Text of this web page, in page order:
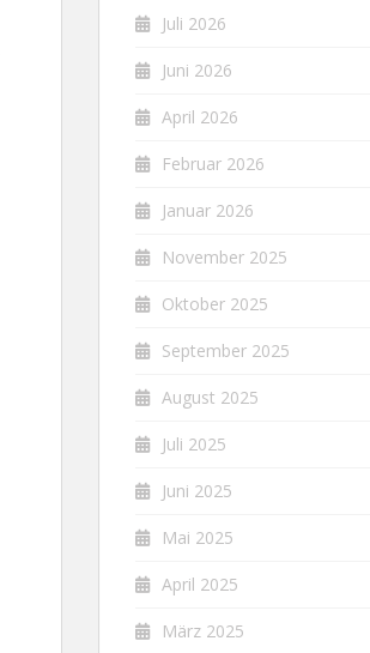
Juli 2026
Juni 2026
April 2026
Februar 2026
Januar 2026
November 2025
Oktober 2025
September 2025
August 2025
Juli 2025
Juni 2025
Mai 2025
April 2025
März 2025